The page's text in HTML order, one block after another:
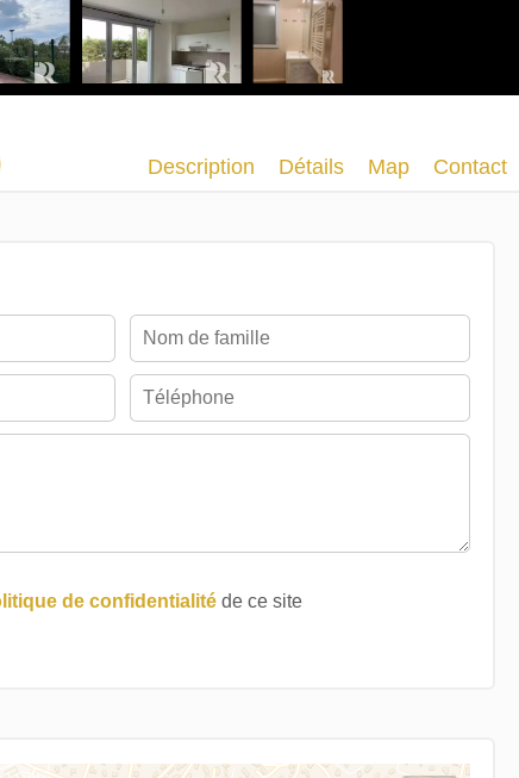
Description Détails Map Contact
de confidentialitéde ce site